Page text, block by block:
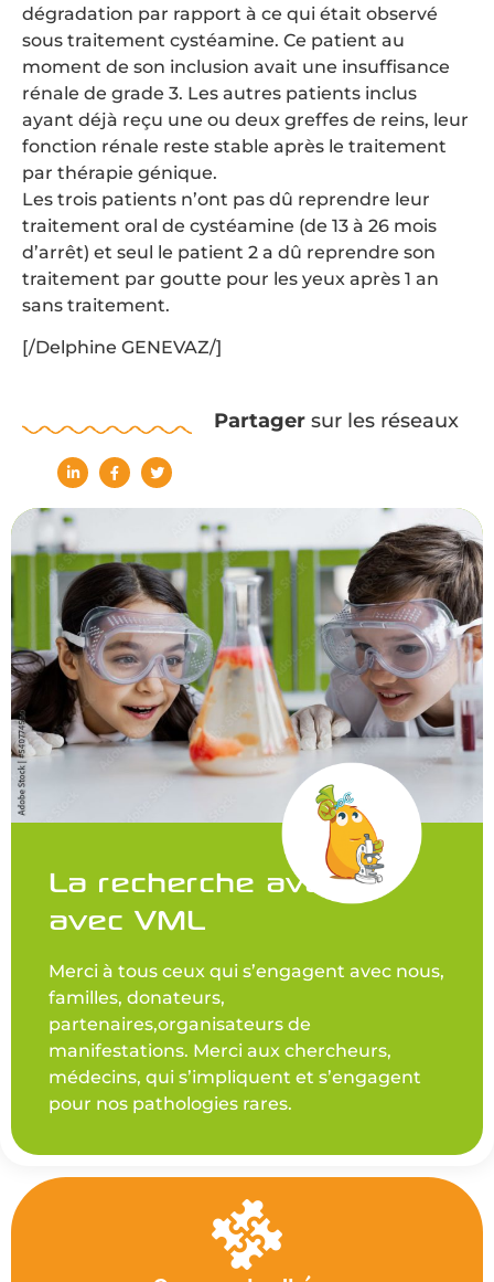
dégradation par rapport à ce qui était observé
sous traitement cystéamine. Ce patient au
moment de son inclusion avait une insuffisance
rénale de grade 3. Les autres patients inclus
ayant déjà reçu une ou deux greffes de reins, leur
fonction rénale reste stable après le traitement
par thérapie génique.
Les trois patients n’ont pas dû reprendre leur
traitement oral de cystéamine (de 13 à 26 mois
d’arrêt) et seul le patient 2 a dû reprendre son
traitement par goutte pour les yeux après 1 an
sans traitement.
[/Delphine GENEVAZ/]
Partagersur les réseaux
La recherche avance
avec VML
Merci à tous ceux qui s’engagent avec nous,
familles, donateurs,
partenaires,organisateurs de
manifestations. Merci aux chercheurs,
médecins, qui s’impliquent et s’engagent
pour nos pathologies rares.